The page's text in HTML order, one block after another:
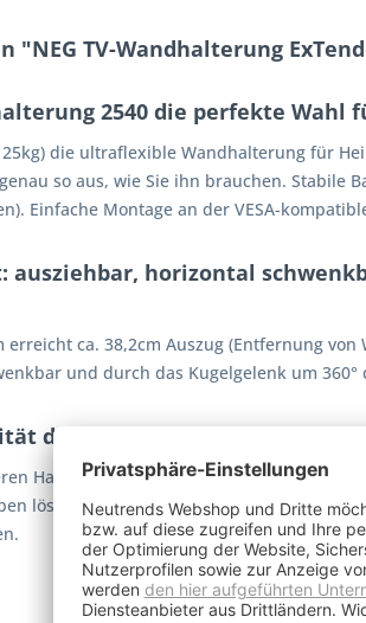
TV-Wandhalterung
2540 die perfekte Wahl
die ultraflexible Wandhalterung für
so aus, wie Sie ihn brauchen.
Einfache Montage an der VESA-
ausziehbar, horizontal
erreicht ca. 38,2cm Auszug (Entfernung
und durch das Kugelgelenk um
durch VESA Standard!
Halterungen, bietet die ExTender 2540
lösen, und mit wenigen Handgriffen